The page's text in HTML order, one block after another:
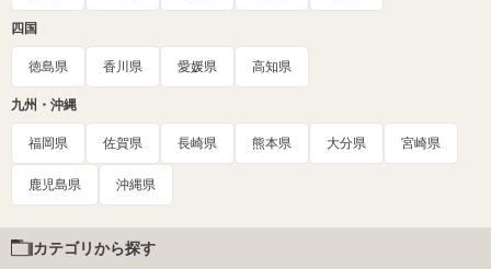
四国
徳島県 香川県 愛媛県 高知県
九州・沖縄
福岡県 佐賀県 長崎県 熊本県 大分県 宮崎県
鹿児島県 沖縄県
カテゴリから探す